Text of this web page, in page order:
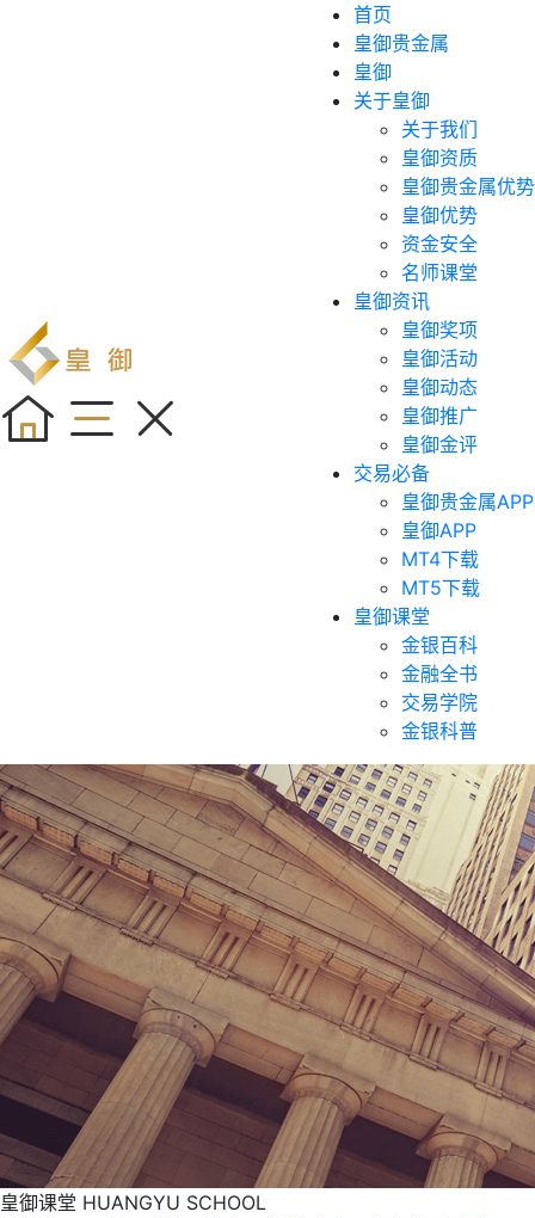
首页
皇御贵金属
皇御
关于皇御
关于我们
皇御资质
皇御贵金属优势
皇御优势
资金安全
名师课堂
皇御资讯
皇御奖项
皇御活动
皇御动态
皇御推广
皇御金评
交易必备
皇御贵金属APP
皇御APP
MT4下载
MT5下载
皇御课堂
金银百科
金融全书
交易学院
金银科普
皇御课堂 HUANGYU SCHOOL